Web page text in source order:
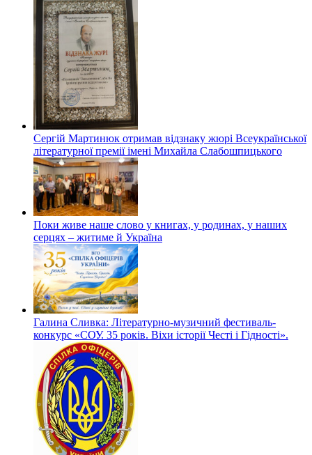
Сергій Мартинюк отримав відзнаку жюрі Всеукраїнської
літературної премії імені Михайла Слабошпицького
Поки живе наше слово у книгах, у родинах, у наших
серцях – житиме й Україна
Галина Сливка: Літературно-музичний фестиваль-
конкурс «СОУ. 35 років. Віхи історії Честі і Гідності».